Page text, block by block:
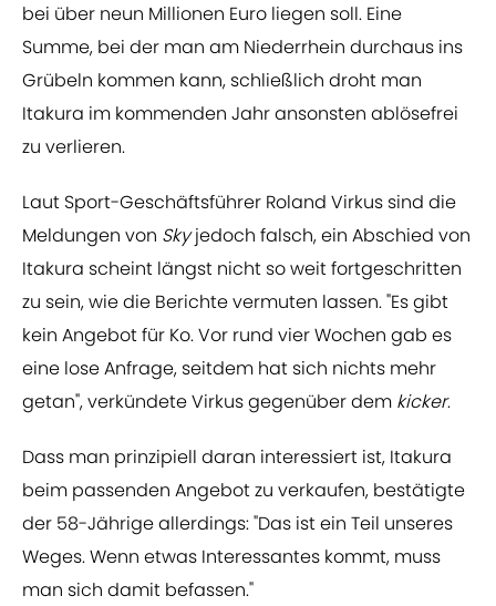
bei über neun Millionen Euro liegen soll. Eine
Summe, bei der man am Niederrhein durchaus ins
Grübeln kommen kann, schließlich droht man
Itakura im kommenden Jahr ansonsten ablösefrei
zu verlieren.
Laut Sport-Geschäftsführer Roland Virkus sind die
Meldungen von Skyjedoch falsch, ein Abschied von
Itakura scheint längst nicht so weit fortgeschritten
zu sein, wie die Berichte vermuten lassen. "Es gibt
kein Angebot für Ko. Vor rund vier Wochen gab es
eine lose Anfrage, seitdem hat sich nichts mehr
getan", verkündete Virkus gegenüber dem kicker.
Dass man prinzipiell daran interessiert ist, Itakura
beim passenden Angebot zu verkaufen, bestätigte
der 58-Jährige allerdings: "Das ist ein Teil unseres
Weges. Wenn etwas Interessantes kommt, muss
man sich damit befassen."